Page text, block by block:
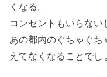
くなる。
コンセントもいらない
あの都内のぐちゃぐち
えてなくなることでし